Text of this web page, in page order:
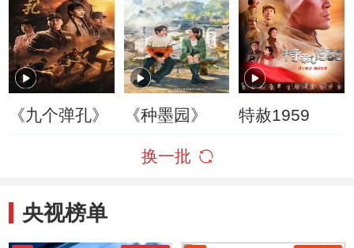
《九个弹孔》 《种墨园》 特赦1959
换一批
央视榜单